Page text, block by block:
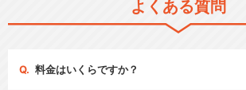
よくある質問
料金はいくらですか？